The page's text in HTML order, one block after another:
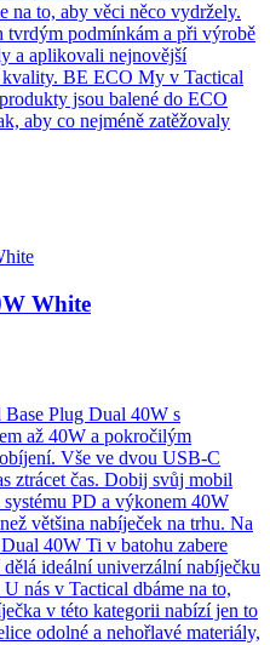
na to, aby věci něco vydržely.
tvrdým podmínkám a při výrobě
a aplikovali nejnovější
kvality. BE ECO My v Tactical
jsou balené do ECO
aby co nejméně zatěžovaly
White
Base Plug Dual 40W s
až 40W a pokročilým
Vše ve dvou USB-C
ztrácet čas. Dobij svůj mobil
PD a výkonem 40W
většina nabíječek na trhu. Na
40W Ti v batohu zabere
ideální univerzální nabíječku
nás v Tactical dbáme na to,
v této kategorii nabízí jen to
odolné a nehořlavé materiály,